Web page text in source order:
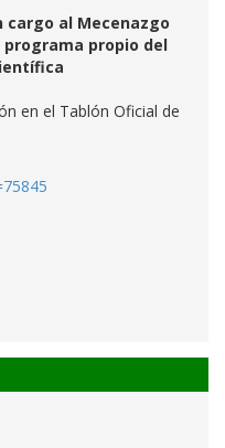
cargo al Mecenazgo
programa propio del
en el Tablón Oficial de